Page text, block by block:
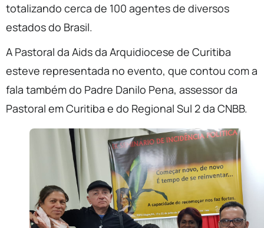
totalizando cerca de 100 agentes de diversos
estados do Brasil.
A Pastoral da Aids da Arquidiocese de Curitiba
esteve representada no evento, que contou com a
fala também do Padre Danilo Pena, assessor da
Pastoral em Curitiba e do Regional Sul 2 da CNBB.